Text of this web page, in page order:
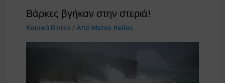
Βάρκες βγήκαν στην στεριά!
Καιρικά Βίντεο / Από Meteo Hellas